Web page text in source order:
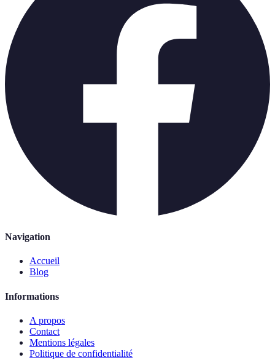
Navigation
Accueil
Blog
Informations
A propos
Contact
Mentions légales
Politique de confidentialité